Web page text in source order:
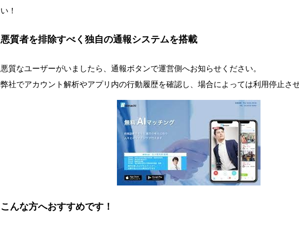
い！
悪質者を排除すべく独自の通報システムを搭載
悪質なユーザーがいましたら、通報ボタンで運営側へお知らせください。
弊社でアカウント解析やアプリ内の行動履歴を確認し、場合によっては利用停止させ
こんな方へおすすめです！